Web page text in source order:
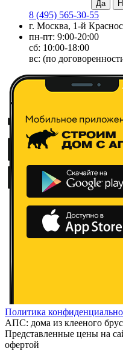
8 (495) 565-30-55
г. Москва, 1-й
пн-пт: 9:00-20:00
сб: 10:00-18:00
вс: (по
Политика
АПС: дома из клееного
Представленные цены на
офертой